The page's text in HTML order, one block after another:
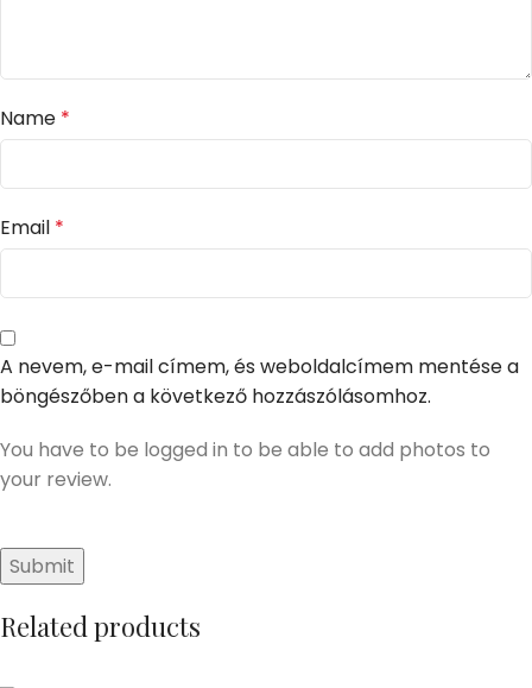
Name *
Email *
A nevem, e-mail címem, és weboldalcímem mentése a
böngészőben a következő hozzászólásomhoz.
You have to be logged in to be able to add photos to
your review.
Related products